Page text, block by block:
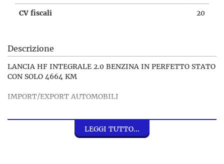
CV fiscali 20
Descrizione
LANCIA HF INTEGRALE 2.0 BENZINA IN PERFETTO STATO
CON SOLO 4664 KM
IMPORT/EXPORT AUTOMOBILI
JAGUER; PEUGEOT; BMW; MINI; MASERATI; SUZUKI;
TOYOTA; VOLKSWAGEN; HONDA; JEEP; FERRARI;
LEGGI TUTTO...